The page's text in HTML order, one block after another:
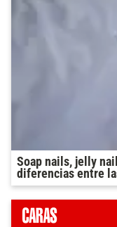
Soap nails, jelly
diferencias entre